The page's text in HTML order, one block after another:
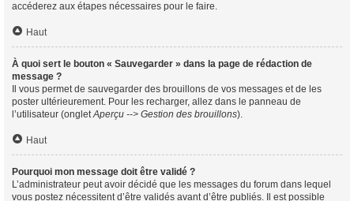
accéderez aux étapes nécessaires pour le faire.
Haut
À quoi sert le bouton « Sauvegarder » dans la page de rédaction de
message ?
Il vous permet de sauvegarder des brouillons de vos messages et de les
poster ultérieurement. Pour les recharger, allez dans le panneau de
l’utilisateur (ongletAperçu --> Gestion des brouillons).
Haut
Pourquoi mon message doit être validé ?
L’administrateur peut avoir décidé que les messages du forum dans lequel
vous postez nécessitent d’être validés avant d’être publiés. Il est possible